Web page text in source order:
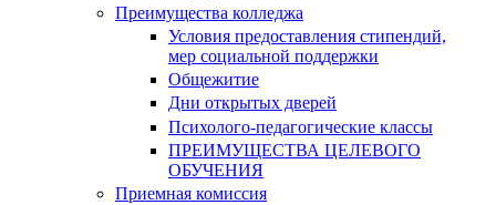
Преимущества колледжа
Условия предоставления стипендий,
мер социальной поддержки
Общежитие
Дни открытых дверей
Психолого-педагогические классы
ПРЕИМУЩЕСТВА ЦЕЛЕВОГО
ОБУЧЕНИЯ
Приемная комиссия